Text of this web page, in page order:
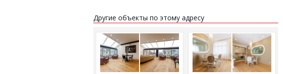
Другие объекты по этому адресу